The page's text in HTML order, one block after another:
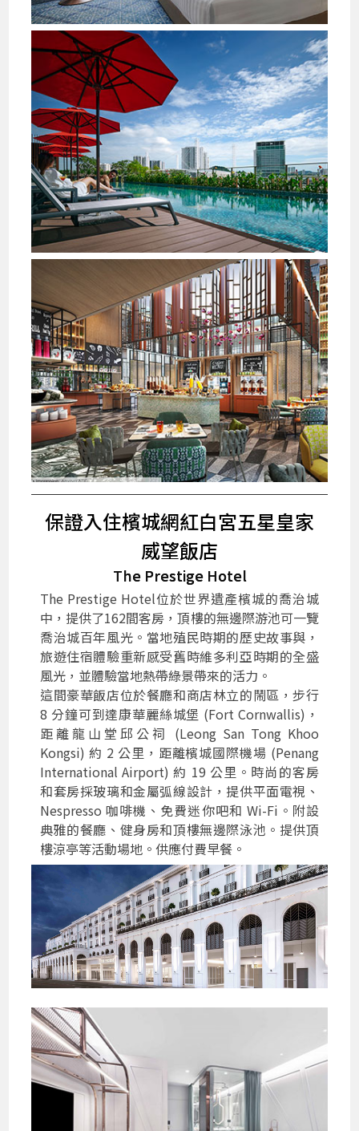
保證入住檳城網紅白宮五星皇家
威望飯店
The Prestige Hotel
The Prestige Hotel位於世界遺產檳城的喬治城
中，提供了162間客房，頂樓的無邊際游池可一覽
喬治城百年風光。當地殖民時期的歷史故事與，
旅遊住宿體驗重新感受舊時維多利亞時期的全盛
風光，並體驗當地熱帶綠景帶來的活力。
這間豪華飯店位於餐廳和商店林立的鬧區，步行
8 分鐘可到達康華麗絲城堡 (Fort Cornwallis)，
距離龍山堂邱公祠 (Leong San Tong Khoo
Kongsi) 約 2 公里，距離檳城國際機場 (Penang
International Airport) 約 19 公里。時尚的客房
和套房採玻璃和金屬弧線設計，提供平面電視、
Nespresso 咖啡機、免費迷你吧和 Wi-Fi。附設
典雅的餐廳、健身房和頂樓無邊際泳池。提供頂
樓涼亭等活動場地。供應付費早餐。